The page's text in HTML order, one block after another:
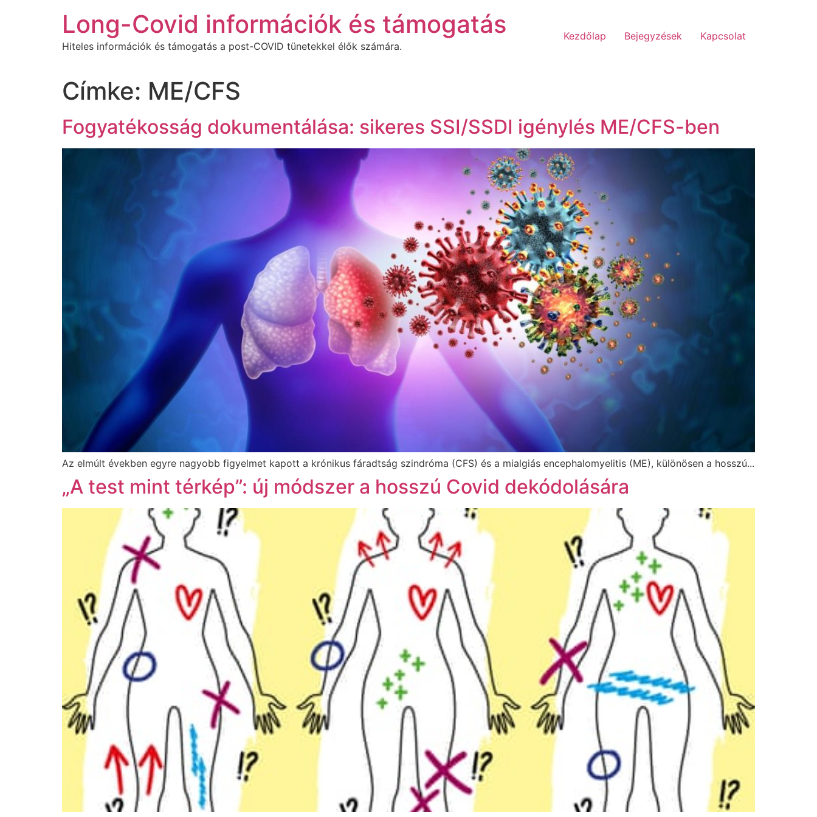
Long-Covid információk és támogatás
Hiteles információk és támogatás a post-COVID tünetekkel élők számára.
Kezdőlap Bejegyzések Kapcsolat
Címke: ME/CFS
Fogyatékosság dokumentálása: sikeres SSI/SSDI igénylés ME/CFS-ben
Az elmúlt években egyre nagyobb figyelmet kapott a krónikus fáradtság szindróma (CFS) és a mialgiás encephalomyelitis (ME), különösen a hosszú...
„A test mint térkép”: új módszer a hosszú Covid dekódolására